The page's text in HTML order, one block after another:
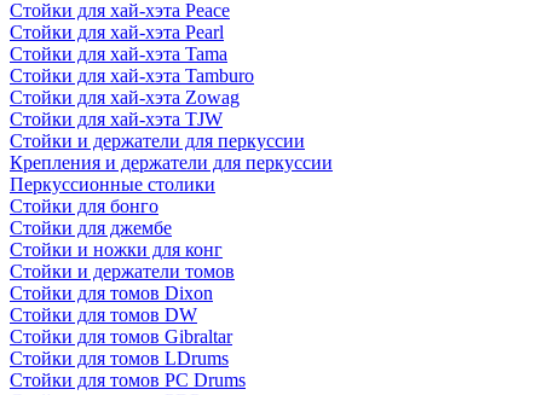
Стойки для хай-хэта Peace
Стойки для хай-хэта Pearl
Стойки для хай-хэта Tama
Стойки для хай-хэта Tamburo
Стойки для хай-хэта Zowag
Стойки для хай-хэта TJW
Стойки и держатели для перкуссии
Крепления и держатели для перкуссии
Перкуссионные столики
Стойки для бонго
Стойки для джембе
Стойки и ножки для конг
Стойки и держатели томов
Стойки для томов Dixon
Стойки для томов DW
Стойки для томов Gibraltar
Стойки для томов LDrums
Стойки для томов PC Drums